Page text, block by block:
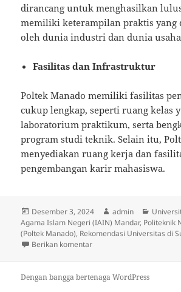
dirancang untuk menghasilkan
memiliki keterampilan praktis yang
oleh dunia industri dan dunia
Fasilitas dan Infrastruktur
Poltek Manado memiliki fasilitas
cukup lengkap, seperti ruang kelas
laboratorium praktikum, serta
program studi teknik. Selain itu,
menyediakan ruang kerja dan
pengembangan karir mahasiswa.
Diposkan
pada
Desember 3, 2024 Penulis
admin Kategori
Agama Islam Negeri (IAIN) Mandar, Politeknik
(Poltek Manado), Rekomendasi Universitas di
Berikan komentaruntuk Rekomendasi
Dengan bangga bertenaga WordPress